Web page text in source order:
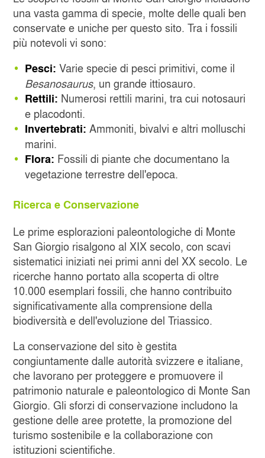
una vasta gamma di specie, molte delle quali ben
conservate e uniche per questo sito. Tra i fossili
più notevoli vi sono:
Pesci: Varie specie di pesci primitivi, come il
Besanosaurus, un grande ittiosauro.
Rettili: Numerosi rettili marini, tra cui notosauri
e placodonti.
Invertebrati: Ammoniti, bivalvi e altri molluschi
marini.
Flora: Fossili di piante che documentano la
vegetazione terrestre dell'epoca.
Ricerca e Conservazione
Le prime esplorazioni paleontologiche di Monte
San Giorgio risalgono al XIX secolo, con scavi
sistematici iniziati nei primi anni del XX secolo. Le
ricerche hanno portato alla scoperta di oltre
10.000 esemplari fossili, che hanno contribuito
significativamente alla comprensione della
biodiversità e dell'evoluzione del Triassico.
La conservazione del sito è gestita
congiuntamente dalle autorità svizzere e italiane,
che lavorano per proteggere e promuovere il
patrimonio naturale e paleontologico di Monte San
Giorgio. Gli sforzi di conservazione includono la
gestione delle aree protette, la promozione del
turismo sostenibile e la collaborazione con
istituzioni scientifiche.